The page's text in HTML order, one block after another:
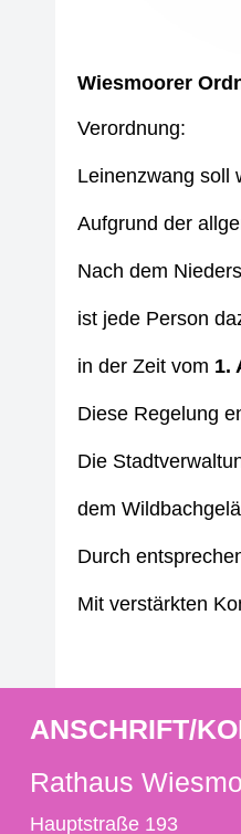
Wiesmoorer
Verordnung:
Leinenzwang soll
Aufgrund der
Nach dem
ist jede Person
in der Zeit vom 1.
Diese Regelung
Die
dem
Durch
Mit verstärkten
ANSCHRIFT/
Rathaus
Hauptstraße 193